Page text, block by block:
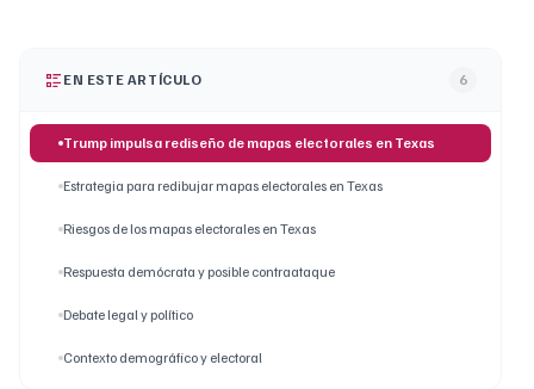
EN ESTE ARTÍCULO 6
Trump impulsa rediseño de mapas electorales en Texas
Estrategia para redibujar mapas electorales en Texas
Riesgos de los mapas electorales en Texas
Respuesta demócrata y posible contraataque
Debate legal y político
Contexto demográfico y electoral